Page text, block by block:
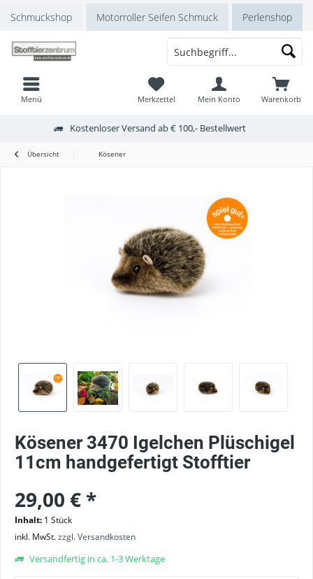
Schmuckshop Motorroller Seifen Schmuck Perlenshop
Kostenloser Versand ab € 100,- Bestellwert
Warenkorb
Merkzettel Mein Konto
Menü
Übersicht Kösener
Kösener 3470 Igelchen Plüschigel
11cm handgefertigt Stofftier
29,00 € *
Inhalt: 1 Stück
inkl. MwSt.zzgl. Versandkosten
Versandfertig in ca. 1-3 Werktage